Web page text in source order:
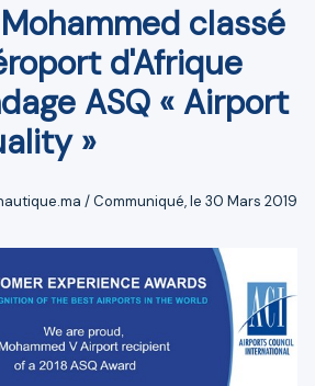
classé
d'Afrique
ASQ « Airport
»
/ Communiqué, le 30 Mars 2019